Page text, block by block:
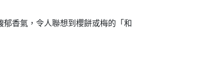
香氣，令人聯想到櫻餅或梅的「和